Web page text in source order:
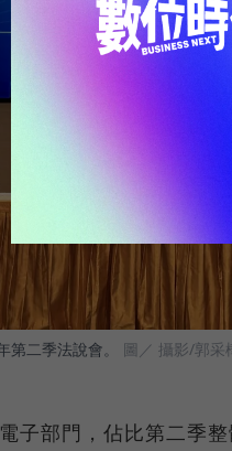
二季法說會。 圖／ 攝影/郭采
子部門，佔比第二季